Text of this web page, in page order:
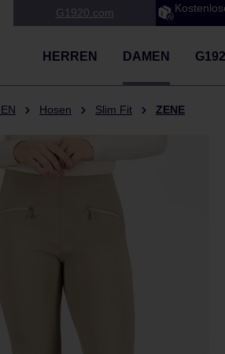
springen G1920.com
HERREN DAMEN
Hosen Slim Fit ZENE